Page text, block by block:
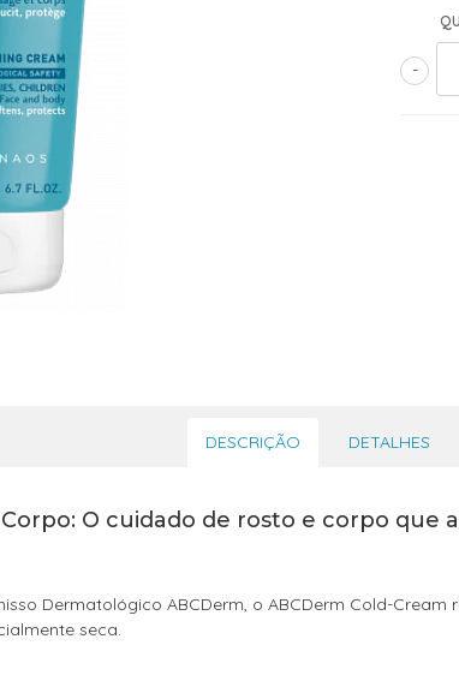
-
DESCRIÇÃO DETALHES
O cuidado de rosto e corpo que
Dermatológico ABCDerm, o ABCDerm Cold-
seca.